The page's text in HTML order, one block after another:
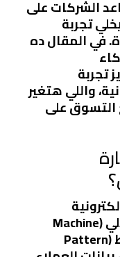
الشركات على
تجربة
في المقال ده
تجربة
واللي هتغير
التسوق على
التعلم الآلي (Machine
التعرف على الأنماط (Pattern